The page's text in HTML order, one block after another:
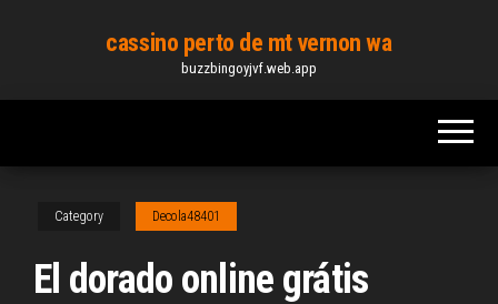
content
cassino perto de mt vernon wa
buzzbingoyjvf.web.app
Category Decola48401
El dorado online grátis